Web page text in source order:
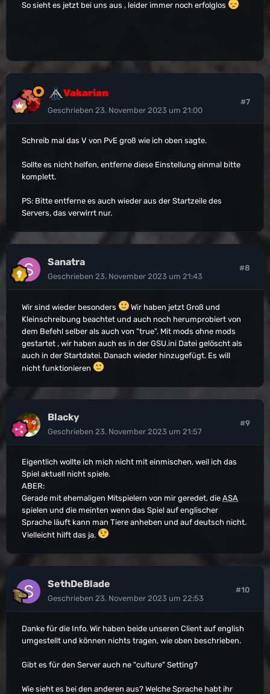
So sieht es jetzt bei uns aus , leider immer noch erfolglos
Vakarian
Geschrieben 23. November 2023 um 21:00
#7
Schreib mal das V von PvE groß wie ich oben sagte.
Sollte es nicht helfen, entferne diese Einstellung einmal bitte
komplett.
PS: Bitte entferne es auch wieder aus der Startzeile des
Servers, das verwirrt nur.
Sanatra
Geschrieben 23. November 2023 um 21:43
#8
Wir sind wieder besonders
Wir haben jetzt Groß und
Kleinschreibung beachtet und auch noch herumprobiert von
dem Befehl selber als auch von "true". Mit mods ohne mods
gestartet , wir haben auch es in der GSU.ini Datei gelöscht als
auch in der Startdatei. Danach wieder hinzugefügt. Es will
nicht funktionieren
Blacky
Geschrieben 23. November 2023 um 21:57
#9
Eigentlich wollte ich mich nicht mit einmischen, weil ich das
Spiel aktuell nicht spiele.
ABER:
Gerade mit ehemaligen Mitspielern von mir geredet, die ASA
spielen und die meinten wenn das Spiel auf englischer
Sprache läuft kann man Tiere anheben und auf deutsch nicht.
Vielleicht hilft das ja.
SethDeBlade
Geschrieben 23. November 2023 um 22:53
#10
Danke für die Info. Wir haben beide unseren Client auf english
umgestellt und können nichts tragen, wie oben beschrieben.
Gibt es für den Server auch ne "culture" Setting?
Wie sieht es bei den anderen aus? Welche Sprache habt ihr